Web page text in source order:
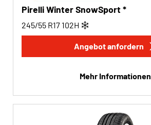
Pirelli Winter SnowSport *
245/55 R17 102H
Angebot anfordern
Mehr Informationen